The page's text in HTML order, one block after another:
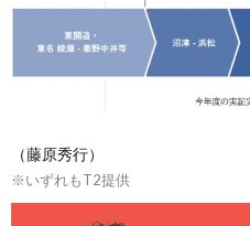
（藤原秀行）
※いずれもT2提供